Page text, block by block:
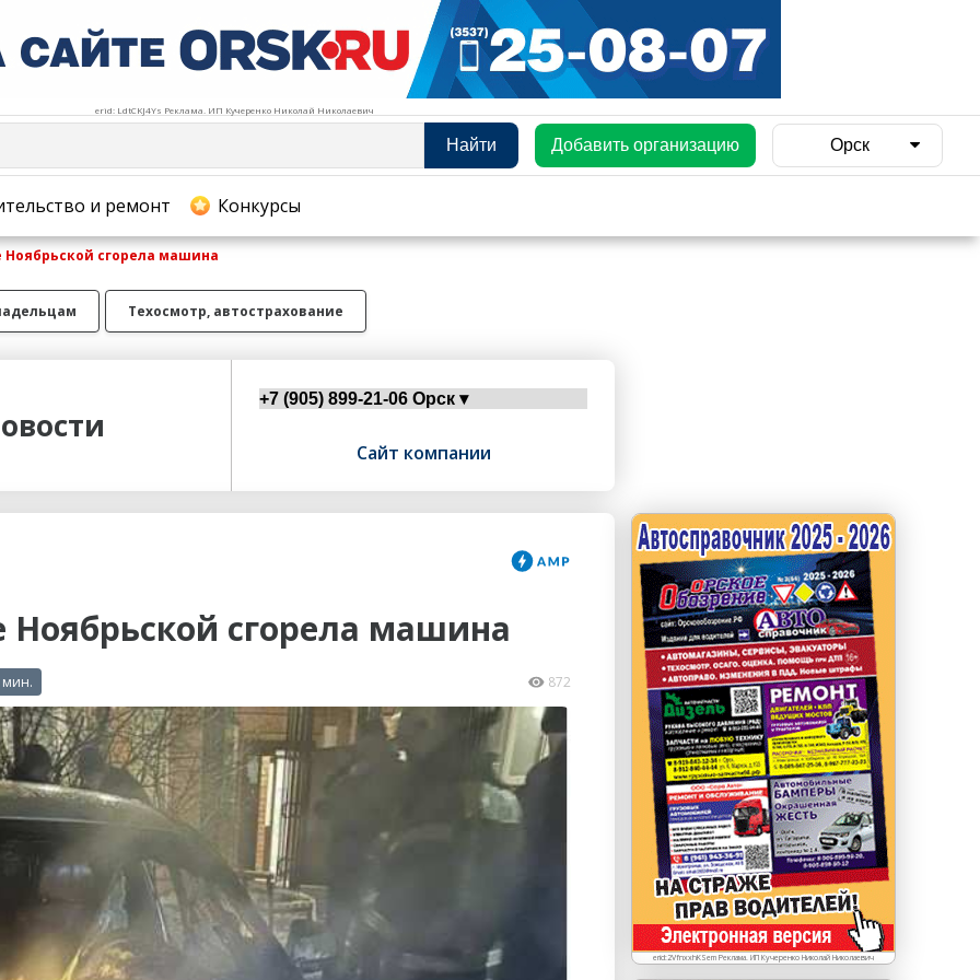
erid: LdtCKJ4Ys Реклама. ИП Кучеренко Николай Николаевич
Найти Добавить организацию Орск
и ремонт Конкурсы
erid: LdtCKJjWj Реклама. ИП Кучеренко Николай
Николаевич
Ноябрьской сгорела машина
Техосмотр, автострахование
Сайт компании
Ноябрьской сгорела машина
мин. 872
erid:2VfnxxhKSem Реклама. ИП Кучеренко Николай Николаевич